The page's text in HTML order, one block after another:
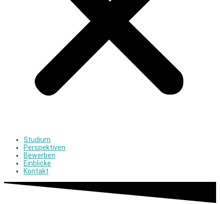
Studium
Perspektiven
Bewerben
Einblicke
Kontakt